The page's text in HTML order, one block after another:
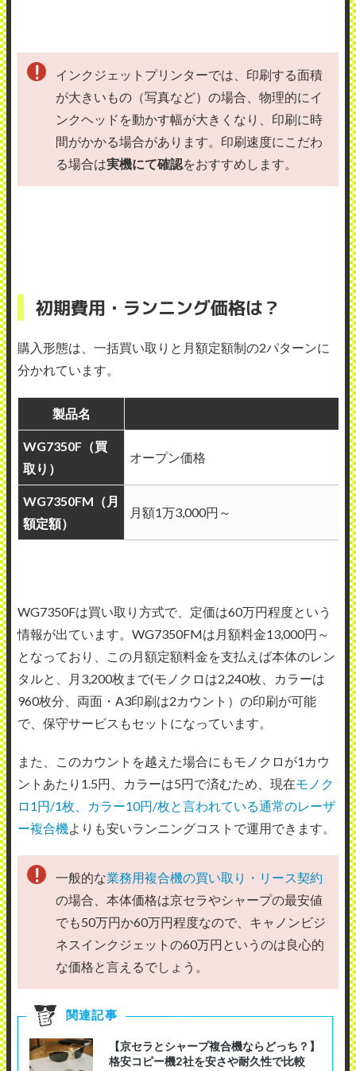
インクジェットプリンターでは、印刷する面積
が大きいもの（写真など）の場合、物理的にイ
ンクヘッドを動かす幅が大きくなり、印刷に時
間がかかる場合があります。印刷速度にこだわ
る場合は実機にて確認をおすすめします。
初期費用・ランニング価格は？
購入形態は、一括買い取りと月額定額制の2パターンに
分かれています。
製品名
WG7350F（買
取り）
オープン価格
WG7350FM（月
額定額）
月額1万3,000円～
WG7350Fは買い取り方式で、定価は60万円程度という
情報が出ています。WG7350FMは月額料金13,000円～
となっており、この月額定額料金を支払えば本体のレン
タルと、月3,200枚まで(モノクロは2,240枚、カラーは
960枚分、両面・A3印刷は2カウント）の印刷が可能
で、保守サービスもセットになっています。
また、このカウントを越えた場合にもモノクロが1カウ
ントあたり1.5円、カラーは5円で済むため、現在モノク
ロ1円/1枚、カラー10円/枚と言われている通常のレーザ
ー複合機よりも安いランニングコストで運用できます。
一般的な業務用複合機の買い取り・リース契約
の場合、本体価格は京セラやシャープの最安値
でも50万円か60万円程度なので、キャノンビジ
ネスインクジェットの60万円というのは良心的
な価格と言えるでしょう。